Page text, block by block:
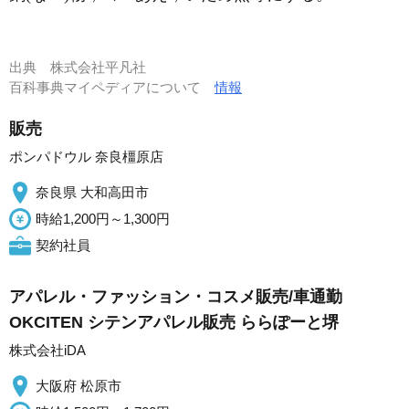
出典 株式会社平凡社
百科事典マイペディアについて情報
販売
ポンパドウル 奈良橿原店
奈良県 大和高田市
時給1,200円～1,300円
契約社員
アパレル・ファッション・コスメ販売/車通勤
OKCITEN シテンアパレル販売 ららぽーと堺
株式会社iDA
大阪府 松原市